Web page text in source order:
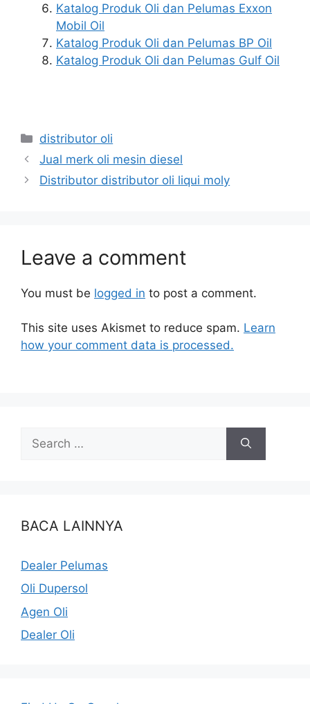
Katalog Produk Oli dan Pelumas Exxon
Mobil Oil
Katalog Produk Oli dan Pelumas BP Oil
Katalog Produk Oli dan Pelumas Gulf Oil
distributor oli
Jual merk oli mesin diesel
Distributor distributor oli liqui moly
Leave a comment
You must be logged in to post a comment.
This site uses Akismet to reduce spam. Learn
how your comment data is processed.
BACA LAINNYA
Dealer Pelumas
Oli Dupersol
Agen Oli
Dealer Oli